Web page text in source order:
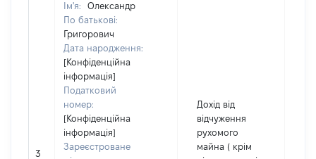
3
Ім'я:
Олександр
По батькові:
Григорович
Дата народження:
[Конфіденційна
інформація]
Податковий
номер:
[Конфіденційна
інформація]
Зареєстроване
Дохід від
відчуження
рухомого
майна ( крім